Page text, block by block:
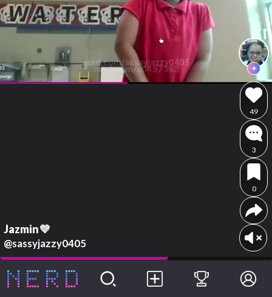
Jazmin💜
@sassyjazzy0405
49
3
0